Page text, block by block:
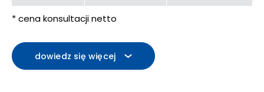
* cena konsultacji netto
dowiedz się więcej